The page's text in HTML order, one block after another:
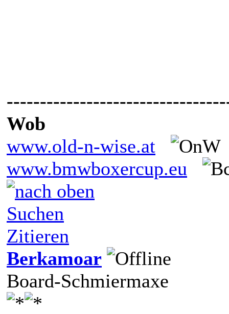
Wob
www.old-n-wise.at
www.bmwboxercup.eu
Suchen
Zitieren
Berkamoar
Board-Schmiermaxe